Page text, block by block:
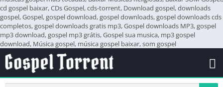
cd gospel baixar, CDs Gospel, cds-torrent, Download gospel, downloads
gospel, Gospel, gospel download, gospel downloads, gospel downloads cds
completos, gospel downloads gratis mp3, Gospel downloads MP3, gospel
mp3 download, gospel mp3 grátis, Gospel sua musica, mp3 gospel
download, Música gospel, música gospel baixar, som gospel